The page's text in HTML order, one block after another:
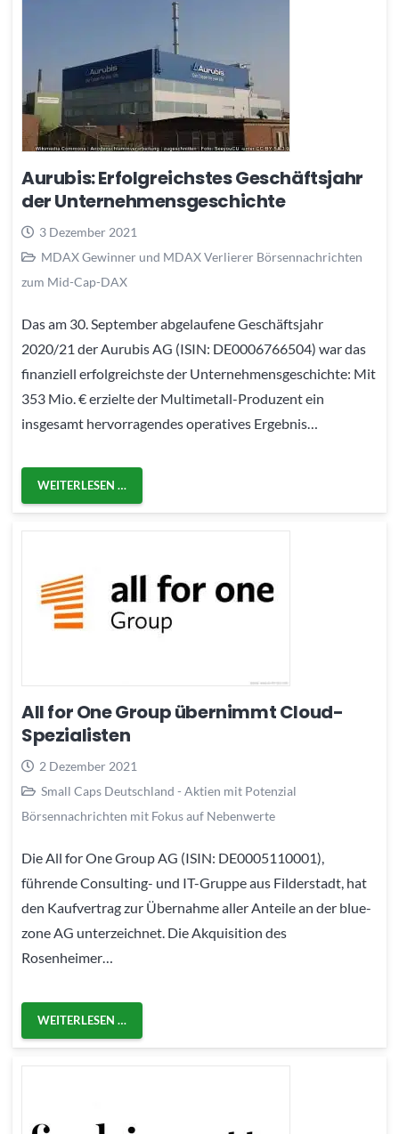
Aurubis: Erfolgreichstes Geschäftsjahr
der Unternehmensgeschichte
3 Dezember 2021
MDAX Gewinner und MDAX Verlierer Börsennachrichten
zum Mid-Cap-DAX
Das am 30. September abgelaufene Geschäftsjahr
2020/21 der Aurubis AG (ISIN: DE0006766504) war das
finanziell erfolgreichste der Unternehmensgeschichte: Mit
353 Mio. € erzielte der Multimetall-Produzent ein
insgesamt hervorragendes operatives Ergebnis…
WEITERLESEN …
All for One Group übernimmt Cloud-
Spezialisten
2 Dezember 2021
Small Caps Deutschland - Aktien mit Potenzial
Börsennachrichten mit Fokus auf Nebenwerte
Die All for One Group AG (ISIN: DE0005110001),
führende Consulting- und IT-Gruppe aus Filderstadt, hat
den Kaufvertrag zur Übernahme aller Anteile an der blue-
zone AG unterzeichnet. Die Akquisition des
Rosenheimer…
WEITERLESEN …